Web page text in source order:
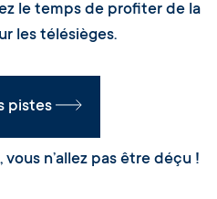
le temps de profiter de la
les télésièges.
pistes
n’allez pas être déçu !